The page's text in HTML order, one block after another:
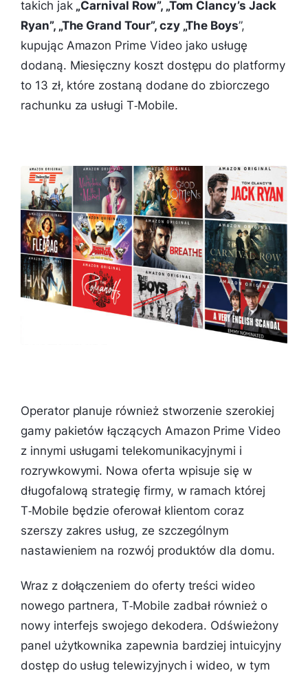
takich jak „Carnival Row”, „Tom Clancy’s Jack
Ryan”, „The Grand Tour”, czy „The Boys”,
kupując Amazon Prime Video jako usługę
dodaną. Miesięczny koszt dostępu do platformy
to 13 zł, które zostaną dodane do zbiorczego
rachunku za usługi T‑Mobile.
Operator planuje również stworzenie szerokiej
gamy pakietów łączących Amazon Prime Video
z innymi usługami telekomunikacyjnymi i
rozrywkowymi. Nowa oferta wpisuje się w
długofalową strategię firmy, w ramach której
T‑Mobile będzie oferował klientom coraz
szerszy zakres usług, ze szczególnym
nastawieniem na rozwój produktów dla domu.
Wraz z dołączeniem do oferty treści wideo
nowego partnera, T‑Mobile zadbał również o
nowy interfejs swojego dekodera. Odświeżony
panel użytkownika zapewnia bardziej intuicyjny
dostęp do usług telewizyjnych i wideo, w tym